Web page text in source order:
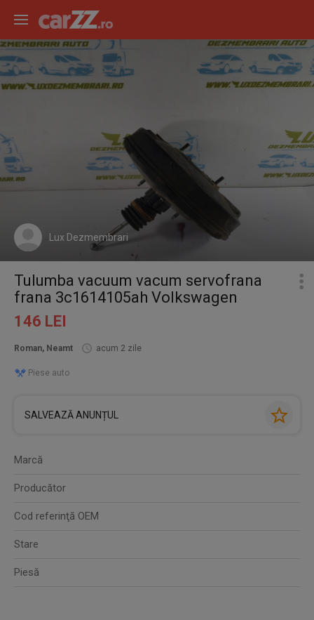
Lux Dezmembrari
Tulumba vacuum vacum servofrana
frana 3c1614105ah Volkswagen
146 LEI
Roman, Neamt acum 2 zile
Piese auto
SALVEAZĂ ANUNȚUL
Marcă
Producător
Cod referinţă OEM
Stare
Piesă